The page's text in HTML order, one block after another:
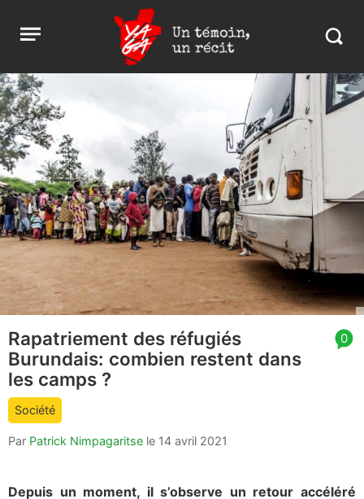
Open
menu
Yaga
Burundi
Search
article
comment
count
is:
0
Rapatriement des réfugiés
Burundais: combien restent dans
les camps ?
Société
Par Patrick Nimpagaritse le 14 avril 2021
Depuis un moment, il s’observe un retour accéléré